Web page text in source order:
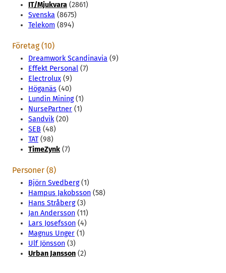
IT/Mjukvara (2861)
Svenska (8675)
Telekom (894)
Företag (10)
Dreamwork Scandinavia (9)
Effekt Personal (7)
Electrolux (9)
Höganäs (40)
Lundin Mining(1)
NursePartner (1)
Sandvik(20)
SEB (48)
TAT(98)
TimeZynk (7)
Personer (8)
Björn Svedberg(1)
Hampus Jakobsson (58)
Hans Stråberg(3)
Jan Andersson (11)
Lars Josefsson (4)
Magnus Unger (1)
Ulf Jönsson (3)
Urban Jansson (2)